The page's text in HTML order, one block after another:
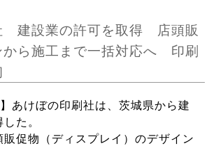
建設業の許可を取得 店頭販
から施工まで一括対応へ 印刷
あけぼの印刷社は、茨城県から建
た。
販促物（ディスプレイ）のデザイン